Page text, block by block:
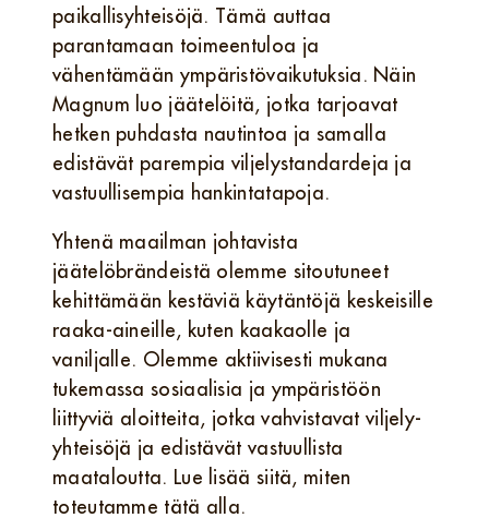
paikallisyhteisöjä. Tämä auttaa
parantamaan toimeentuloa ja
vähentämään ympäristövaikutuksia. Näin
Magnum luo jäätelöitä, jotka tarjoavat
hetken puhdasta nautintoa ja samalla
edistävät parempia viljelystandardeja ja
vastuullisempia hankintatapoja.
Yhtenä maailman johtavista
jäätelöbrändeistä olemme sitoutuneet
kehittämään kestäviä käytäntöjä keskeisille
raaka-aineille, kuten kaakaolle ja
vaniljalle. Olemme aktiivisesti mukana
tukemassa sosiaalisia ja ympäristöön
liittyviä aloitteita, jotka vahvistavat viljely-
yhteisöjä ja edistävät vastuullista
maataloutta. Lue lisää siitä, miten
toteutamme tätä alla.